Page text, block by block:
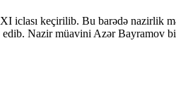
iclası keçirilib. Bu barədə nazirlik
edib. Nazir müavini Azər Bayramov